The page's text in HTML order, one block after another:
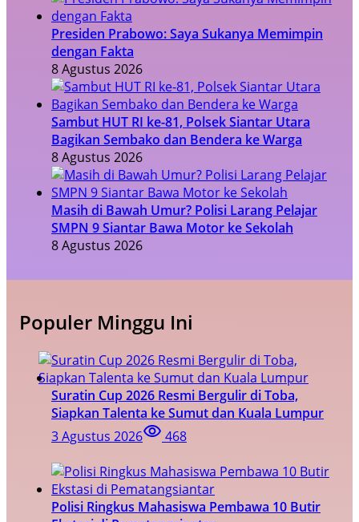
Presiden Prabowo: Saya Sukanya Memimpin
dengan Fakta
8 Agustus 2026
Sambut HUT RI ke-81, Polsek Siantar Utara
Bagikan Sembako dan Bendera ke Warga
8 Agustus 2026
Masih di Bawah Umur? Polisi Larang Pelajar
SMPN 9 Siantar Bawa Motor ke Sekolah
8 Agustus 2026
Populer Minggu Ini
Suratin Cup 2026 Resmi Bergulir di Toba,
Siapkan Talenta ke Sumut dan Kuala Lumpur
3 Agustus 2026
468
Polisi Ringkus Mahasiswa Pembawa 10 Butir